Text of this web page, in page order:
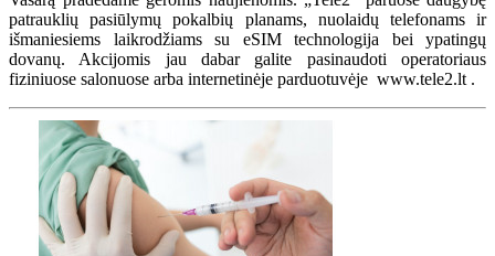
patrauklių pasiūlymų pokalbių planams, nuolaidų telefonams ir
išmaniesiems laikrodžiams su eSIM technologija bei ypatingų
dovanų. Akcijomis jau dabar galite pasinaudoti operatoriaus
fiziniuose salonuose arba internetinėje parduotuvėje www.tele2.lt .